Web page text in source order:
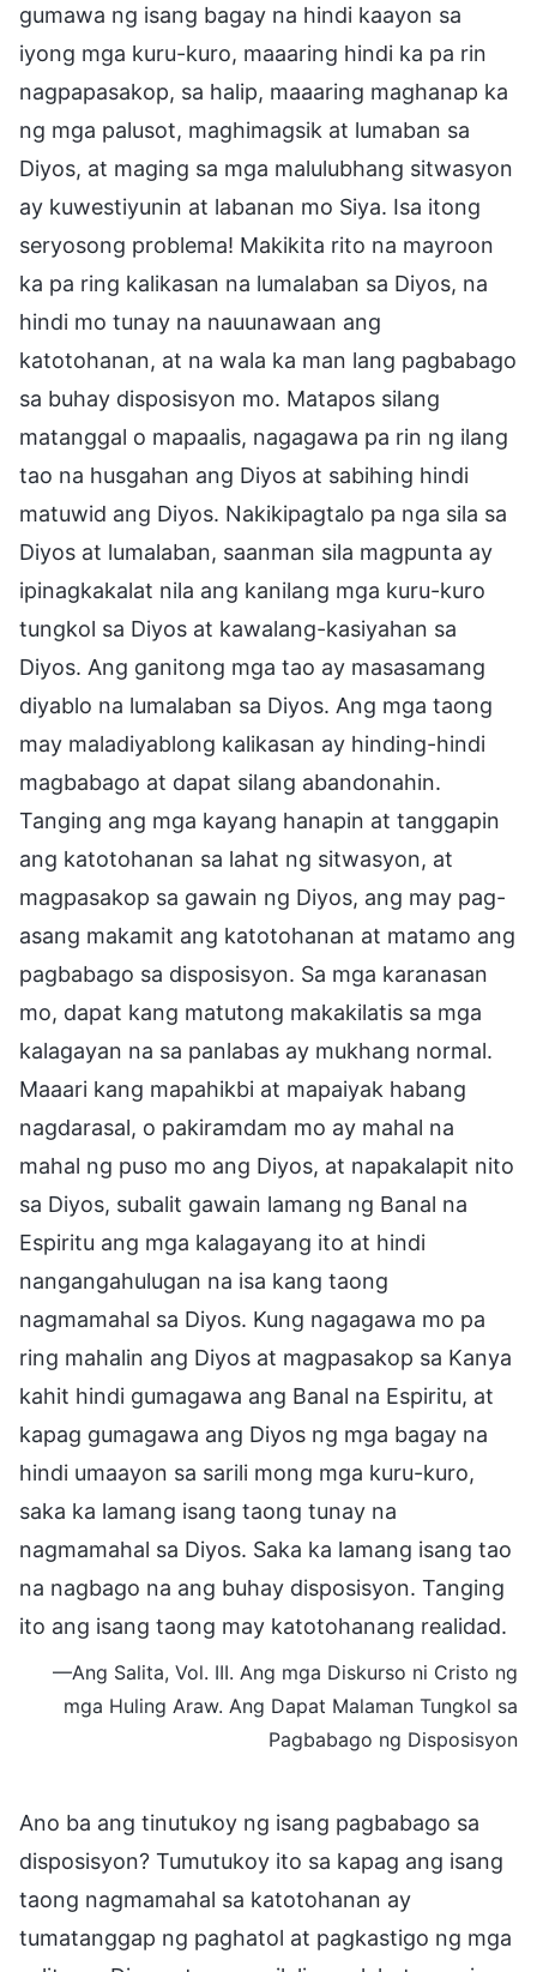
gumawa ng isang bagay na hindi kaayon sa
iyong mga kuru-kuro, maaaring hindi ka pa rin
nagpapasakop, sa halip, maaaring maghanap ka
ng mga palusot, maghimagsik at lumaban sa
Diyos, at maging sa mga malulubhang sitwasyon
ay kuwestiyunin at labanan mo Siya. Isa itong
seryosong problema! Makikita rito na mayroon
ka pa ring kalikasan na lumalaban sa Diyos, na
hindi mo tunay na nauunawaan ang
katotohanan, at na wala ka man lang pagbabago
sa buhay disposisyon mo. Matapos silang
matanggal o mapaalis, nagagawa pa rin ng ilang
tao na husgahan ang Diyos at sabihing hindi
matuwid ang Diyos. Nakikipagtalo pa nga sila sa
Diyos at lumalaban, saanman sila magpunta ay
ipinagkakalat nila ang kanilang mga kuru-kuro
tungkol sa Diyos at kawalang-kasiyahan sa
Diyos. Ang ganitong mga tao ay masasamang
diyablo na lumalaban sa Diyos. Ang mga taong
may maladiyablong kalikasan ay hinding-hindi
magbabago at dapat silang abandonahin.
Tanging ang mga kayang hanapin at tanggapin
ang katotohanan sa lahat ng sitwasyon, at
magpasakop sa gawain ng Diyos, ang may pag-
asang makamit ang katotohanan at matamo ang
pagbabago sa disposisyon. Sa mga karanasan
mo, dapat kang matutong makakilatis sa mga
kalagayan na sa panlabas ay mukhang normal.
Maaari kang mapahikbi at mapaiyak habang
nagdarasal, o pakiramdam mo ay mahal na
mahal ng puso mo ang Diyos, at napakalapit nito
sa Diyos, subalit gawain lamang ng Banal na
Espiritu ang mga kalagayang ito at hindi
nangangahulugan na isa kang taong
nagmamahal sa Diyos. Kung nagagawa mo pa
ring mahalin ang Diyos at magpasakop sa Kanya
kahit hindi gumagawa ang Banal na Espiritu, at
kapag gumagawa ang Diyos ng mga bagay na
hindi umaayon sa sarili mong mga kuru-kuro,
saka ka lamang isang taong tunay na
nagmamahal sa Diyos. Saka ka lamang isang tao
na nagbago na ang buhay disposisyon. Tanging
ito ang isang taong may katotohanang realidad.
—Ang Salita, Vol. III. Ang mga Diskurso ni Cristo ng
mga Huling Araw. Ang Dapat Malaman Tungkol sa
Pagbabago ng Disposisyon
Ano ba ang tinutukoy ng isang pagbabago sa
disposisyon? Tumutukoy ito sa kapag ang isang
taong nagmamahal sa katotohanan ay
tumatanggap ng paghatol at pagkastigo ng mga